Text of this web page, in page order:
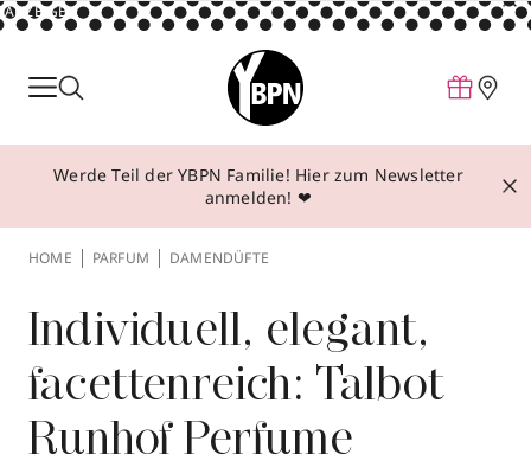
ANZEIGE
Parfum
Make-up
Behandlungen
Über YBPN
Aktionen
Storefinder
Werde Teil der YBPN Familie! Hier zum Newsletter
anmelden! ❤
HOME PARFUM DAMENDÜFTE
Individuell, elegant,
facettenreich: Talbot
Runhof Perfume